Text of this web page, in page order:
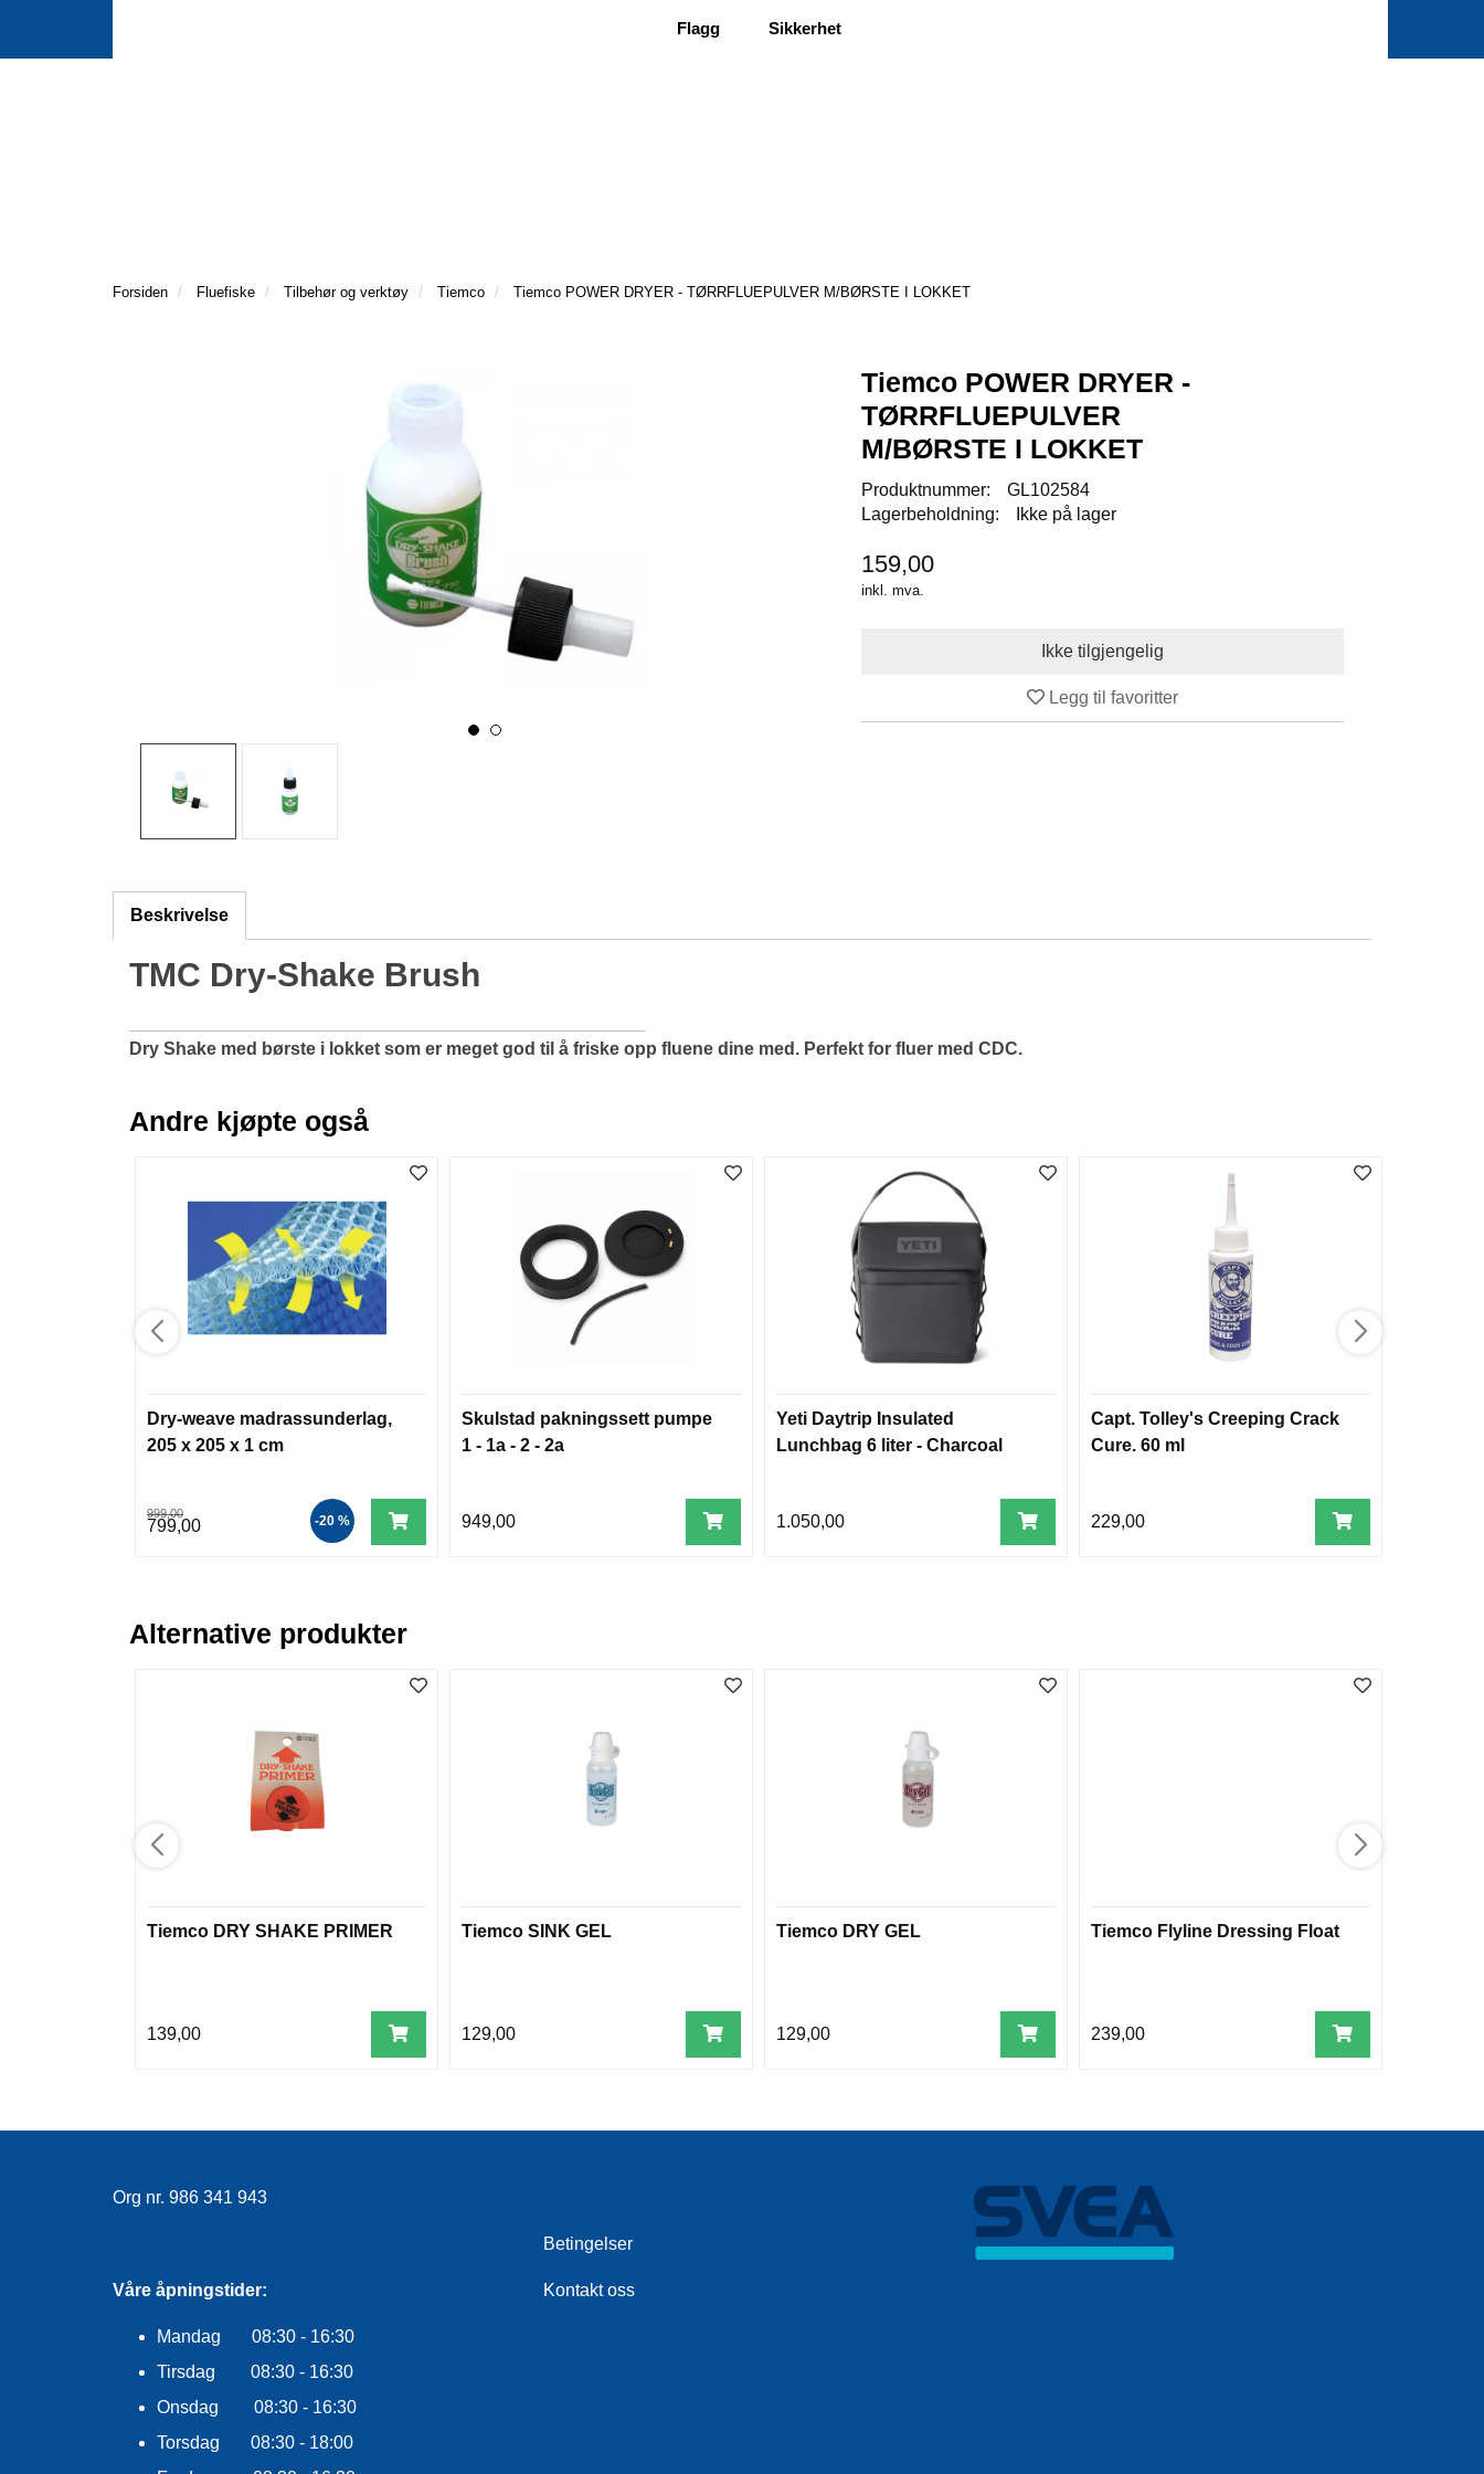
Flagg Sikkerhet
Forsiden Fluefiske Tilbehør og verktøy Tiemco Tiemco POWER DRYER - TØRRFLUEPULVER M/BØRSTE I LOKKET
Tiemco POWER DRYER -
TØRRFLUEPULVER
M/BØRSTE I LOKKET
Produktnummer:
GL102584
Lagerbeholdning:
Ikke på lager
159,00
inkl. mva.
Legg til favoritter
Beskrivelse
TMC Dry-Shake Brush
Dry Shake med børste i lokket som er meget god til å friske opp fluene dine med. Perfekt for fluer med CDC.
Andre kjøpte også
Dry-weave madrassunderlag,
205 x 205 x 1 cm
999,00
799,00 -20 %
Skulstad pakningssett pumpe
1 - 1a - 2 - 2a
949,00
Yeti Daytrip Insulated
Lunchbag 6 liter - Charcoal
1.050,00
Capt. Tolley's Creeping Crack
Cure. 60 ml
229,00
Alternative produkter
Tiemco DRY SHAKE PRIMER
139,00
Tiemco SINK GEL
129,00
Tiemco DRY GEL
129,00
Tiemco Flyline Dressing Float
239,00
Org nr. 986 341 943
Våre åpningstider:
Mandag 08:30 - 16:30
Tirsdag 08:30 - 16:30
Onsdag 08:30 - 16:30
Torsdag 08:30 - 18:00
Betingelser
Kontakt oss